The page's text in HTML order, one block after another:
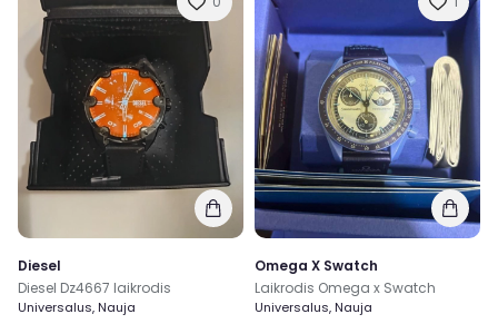
Diesel
Diesel Dz4667 laikrodis
Universalus, Nauja
Omega X Swatch
Laikrodis Omega x Swatch
Universalus, Nauja